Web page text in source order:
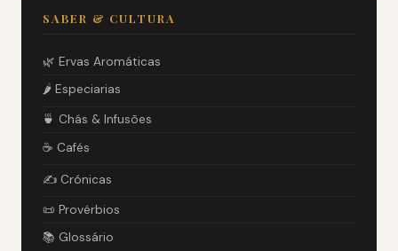
SABER & CULTURA
🌿 Ervas Aromáticas
🌶️ Especiarias
🍵 Chás & Infusões
☕ Cafés
✍️ Crónicas
📜 Provérbios
📚 Glossário